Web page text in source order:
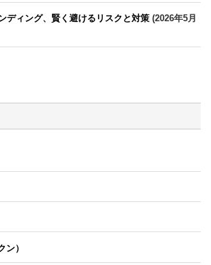
ディング、賢く避けるリスクと対策 (2026年5月
ン）